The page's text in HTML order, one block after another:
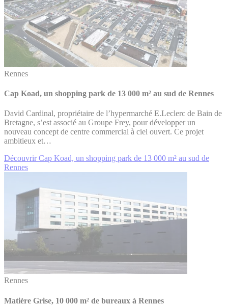
Rennes
Cap Koad, un shopping park de 13 000 m² au sud de Rennes
David Cardinal, propriétaire de l’hypermarché E.Leclerc de Bain de
Bretagne, s’est associé au Groupe Frey, pour développer un
nouveau concept de centre commercial à ciel ouvert. Ce projet
ambitieux et…
Découvrir Cap Koad, un shopping park de 13 000 m² au sud de
Rennes
Rennes
Matière Grise, 10 000 m² de bureaux à Rennes